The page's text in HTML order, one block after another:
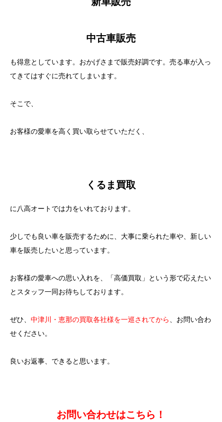
中古車販売
も得意としています。おかげさまで販売好調です。売る車が入っ
てきてはすぐに売れてしまいます。
そこで、
お客様の愛車を高く買い取らせていただく、
くるま買取
に八高オートでは力をいれております。
少しでも良い車を販売するために、大事に乗られた車や、新しい
車を販売したいと思っています。
お客様の愛車への思い入れを、「高価買取」という形で応えたい
とスタッフ一同お待ちしております。
ぜひ、 中津川・恵那の買取各社様を一巡されてから
、お問い合わ
せください。
良いお返事、できると思います。
お問い合わせはこちら！